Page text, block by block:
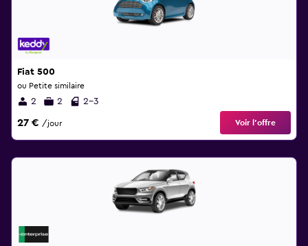
Fiat 500
ou Petite similaire
2 2 2-3
27 € /jour Voir l’offre